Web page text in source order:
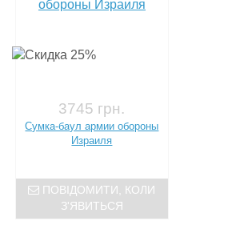
3745 грн.
Сумка-баул армии обороны
Израиля
ПОВІДОМИТИ, КОЛИ
З'ЯВИТЬСЯ